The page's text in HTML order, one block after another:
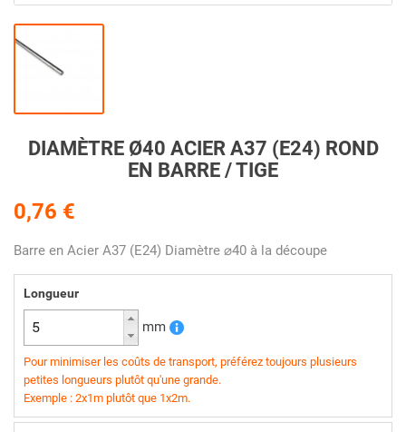
DIAMÈTRE Ø40 ACIER A37 (E24) ROND
EN BARRE / TIGE
0,76 €
Barre en Acier A37 (E24) Diamètre ⌀40 à la découpe
Longueur
mm
Pour minimiser les coûts de transport, préférez toujours plusieurs
petites longueurs plutôt qu'une grande.
Exemple : 2x1m plutôt que 1x2m.